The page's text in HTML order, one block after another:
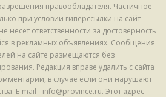
правообладателя. Частичное
при условии гиперссылки на сайт
несет ответственности за достоверность
в рекламных объявлениях. Сообщения
на сайте размещаются без
Редакция вправе удалить с сайта
в случае если они нарушают
E-mail - info@province.ru. Этот адрес